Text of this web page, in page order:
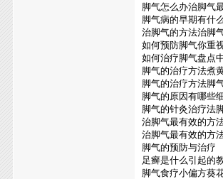
脚气怎么办治脚气
脚气病的早期有什
治脚气的方法治脚
如何预防脚气你重
如何治疗脚气盘点
脚气的治疗方法煮
脚气的治疗方法脚
脚气的原因有哪些
脚气的针灸治疗法
治脚气最有效的方
治脚气最有效的方
脚气的预防与治疗
足癣是什么引起的
脚气食疗小偏方葵